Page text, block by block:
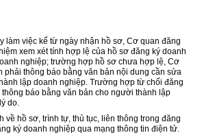
làm việc kể từ ngày nhận hồ sơ, Cơ quan đăng
xem xét tính hợp lệ của hồ sơ đăng ký doanh
nghiệp; trường hợp hồ sơ chưa hợp lệ, Cơ
phải thông báo bằng văn bản nội dung cần sửa
lập doanh nghiệp. Trường hợp từ chối đăng
báo bằng văn bản cho người thành lập
do.
về hồ sơ, trình tự, thủ tục, liên thông trong đăng
ký doanh nghiệp qua mạng thông tin điện tử.